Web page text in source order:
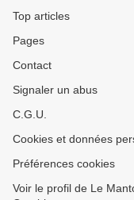
Top articles
Pages
Contact
Signaler un abus
C.G.U.
Cookies et données
Préférences cookies
Voir le profil de Le